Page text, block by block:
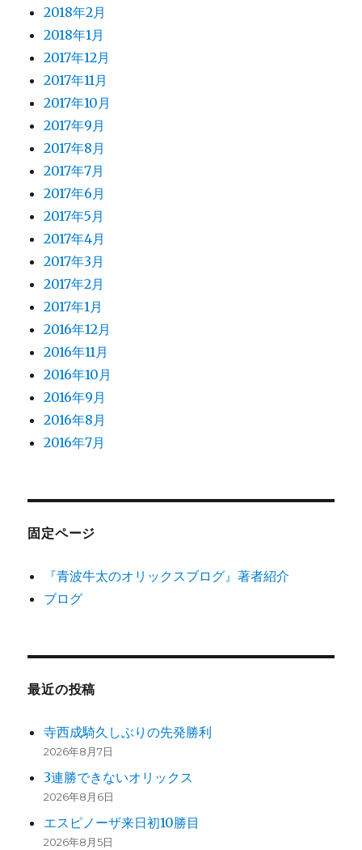
2018年2月
2018年1月
2017年12月
2017年11月
2017年10月
2017年9月
2017年8月
2017年7月
2017年6月
2017年5月
2017年4月
2017年3月
2017年2月
2017年1月
2016年12月
2016年11月
2016年10月
2016年9月
2016年8月
2016年7月
固定ページ
『青波牛太のオリックスブログ』著者紹介
ブログ
最近の投稿
寺西成騎久しぶりの先発勝利
2026年8月7日
3連勝できないオリックス
2026年8月6日
エスピノーザ来日初10勝目
2026年8月5日